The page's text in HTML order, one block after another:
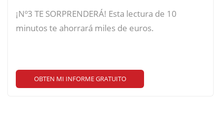
¡Nº3 TE SORPRENDERÁ! Esta lectura de 10
minutos te ahorrará miles de euros.
OBTEN MI INFORME GRATUITO